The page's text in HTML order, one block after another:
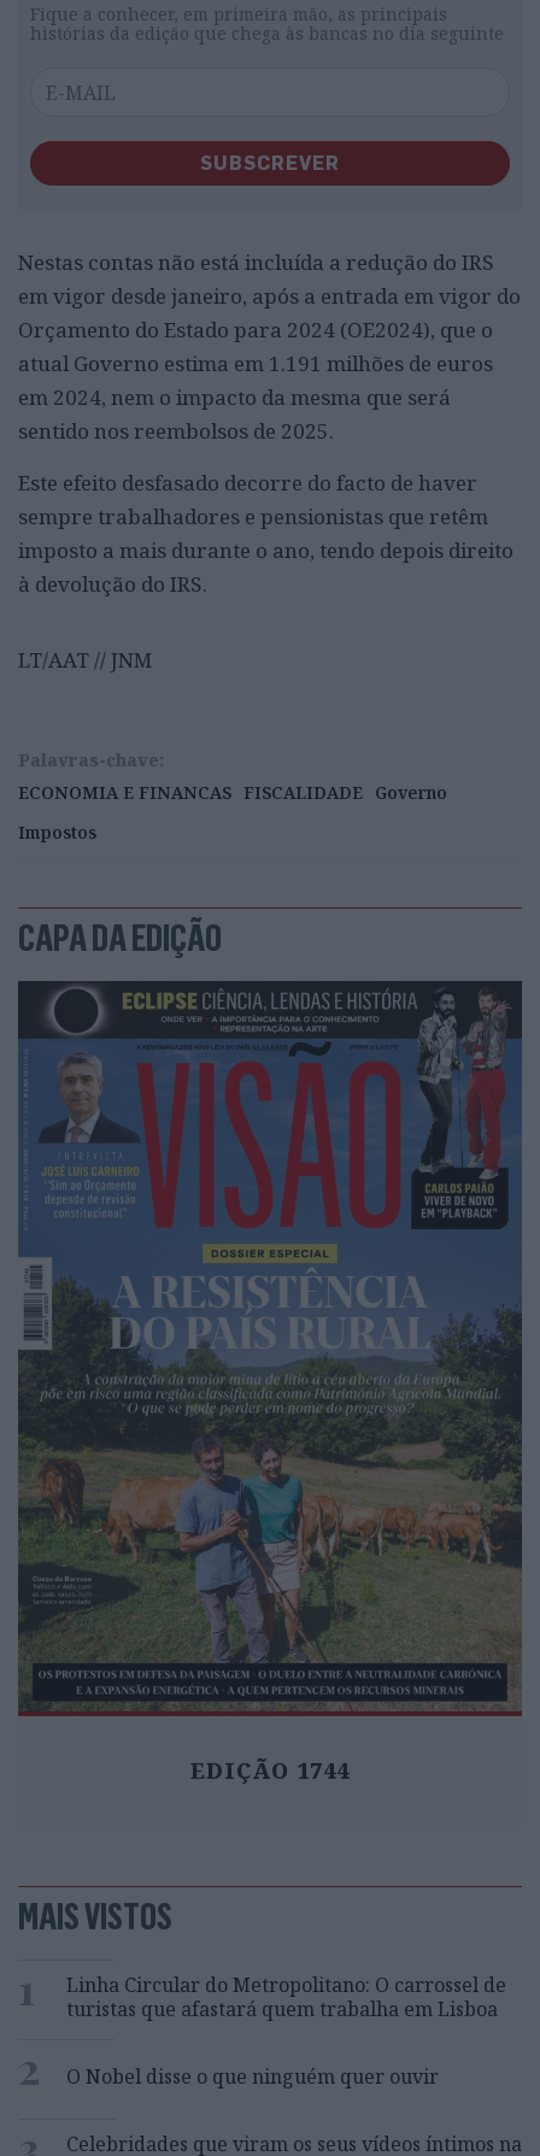
Fique a conhecer, em primeira mão, as principais
histórias da edição que chega às bancas no dia seguinte
SUBSCREVER
Nestas contas não está incluída a redução do IRS
em vigor desde janeiro, após a entrada em vigor do
Orçamento do Estado para 2024 (OE2024), que o
atual Governo estima em 1.191 milhões de euros
em 2024, nem o impacto da mesma que será
sentido nos reembolsos de 2025.
Este efeito desfasado decorre do facto de haver
sempre trabalhadores e pensionistas que retêm
imposto a mais durante o ano, tendo depois direito
à devolução do IRS.
LT/AAT // JNM
Palavras-chave:
ECONOMIA E FINANCAS FISCALIDADE Governo
Impostos
CAPA DA EDIÇÃO
EDIÇÃO 1744
MAIS VISTOS
1
Linha Circular do Metropolitano: O carrossel de
turistas que afastará quem trabalha em Lisboa
2 O Nobel disse o que ninguém quer ouvir
Celebridades que viram os seus vídeos íntimos na